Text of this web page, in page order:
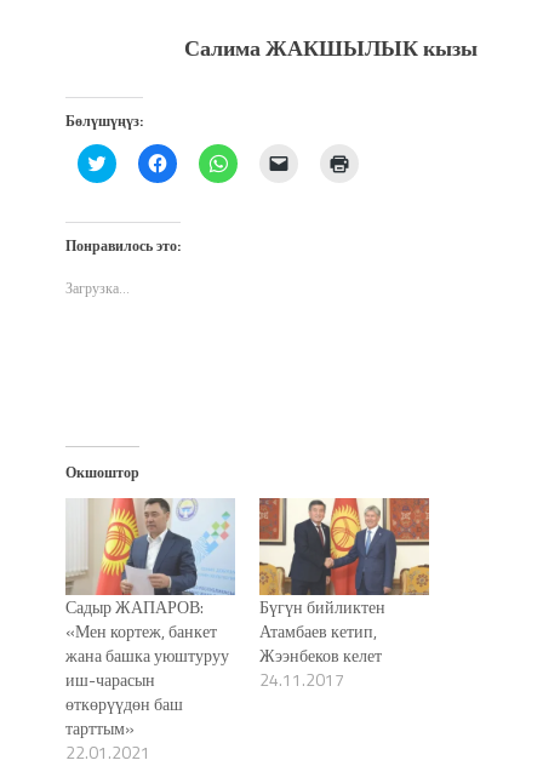
Салима ЖАКШЫЛЫК кызы
Бөлүшүңүз:
Нажмите,
чтобы
Twitter
(Открывается
в
окне)
Нажмите,
чтобы
Facebook
(Открывается
в
Нажмите,
чтобы
Послать
ссылку
Понравилось это:
Загрузка...
Окшоштор
Садыр ЖАПАРОВ:
«Мен кортеж, банкет
жана башка уюштуруу
иш-чарасын
өткөрүүдөн баш
тарттым»
22.01.2021
Бүгүн бийликтен
Атамбаев кетип,
Жээнбеков келет
24.11.2017